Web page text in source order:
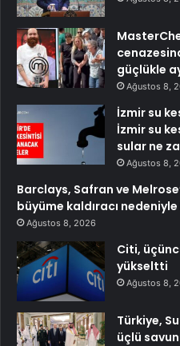
güçlükle
Ağustos 8,
İzmir su
İzmir su
sular ne
Ağustos 8,
Barclays, Safran ve
büyüme kaldıracı nedeniyle
Ağustos 8, 2026
Citi,
yükseltti
Ağustos 8,
Türkiye,
üçlü